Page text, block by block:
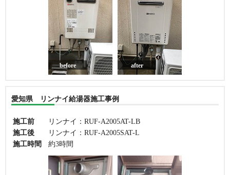
before after
愛知県 リンナイ給湯器施工事例
施工前
リンナイ：RUF-A2005AT-LB
施工後
リンナイ：RUF-A2005SAT-L
施工時間
約3時間